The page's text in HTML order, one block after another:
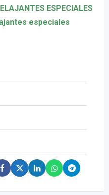
ESPECIALES
especiales